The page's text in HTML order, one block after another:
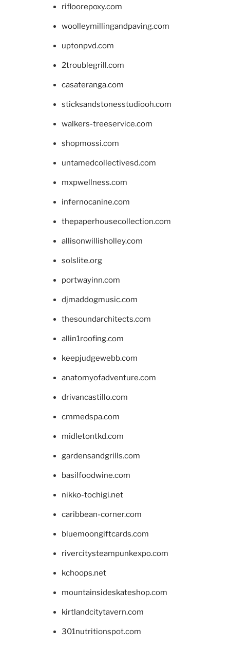
rifloorepoxy.com
woolleymillingandpaving.com
uptonpvd.com
2troublegrill.com
casateranga.com
sticksandstonesstudiooh.com
walkers-treeservice.com
shopmossi.com
untamedcollectivesd.com
mxpwellness.com
infernocanine.com
thepaperhousecollection.com
allisonwillisholley.com
solslite.org
portwayinn.com
djmaddogmusic.com
thesoundarchitects.com
allin1roofing.com
keepjudgewebb.com
anatomyofadventure.com
drivancastillo.com
cmmedspa.com
midletontkd.com
gardensandgrills.com
basilfoodwine.com
nikko-tochigi.net
caribbean-corner.com
bluemoongiftcards.com
rivercitysteampunkexpo.com
kchoops.net
mountainsideskateshop.com
kirtlandcitytavern.com
301nutritionspot.com